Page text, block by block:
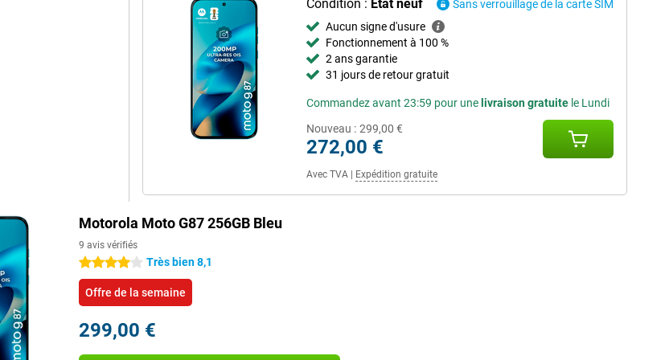
Condition : État neuf
Sans verrouillage de la carte SIM
Aucun signe d'usure
Fonctionnement à 100 %
2 ans garantie
31 jours de retour gratuit
Commandez avant 23:59 pour une livraison gratuitele Lundi
Nouveau : 299,00 €
272,00 €
Avec TVA| Expédition gratuite
Motorola Moto G87 256GB Bleu
9 avis vérifiés
4 étoilesTrès bien 8,1
Offre de la semaine
299,00 €